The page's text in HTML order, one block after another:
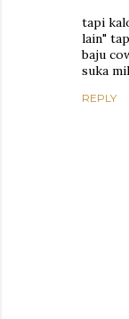
tapi
lain"
baju
suka
REPLY